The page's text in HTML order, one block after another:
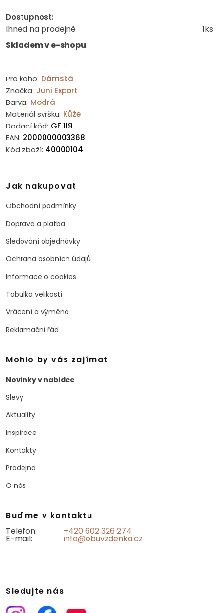
Dostupnost:
Ihned na prodejně
Skladem v e-shopu
1ks
Pro koho: Dámská
Značka: Juni Export
Barva: Modrá
Materiál svršku: Kůže
Dodací kód: GF 119
EAN: 2000000003368
Kód zboží: 40000104
Jak nakupovat
Obchodní podmínky
Doprava a platba
Sledování objednávky
Ochrana osobních údajů
Informace o cookies
Tabulka velikostí
Vrácení a výměna
Reklamační řád
Mohlo by vás zajímat
Novinky v nabídce
Slevy
Aktuality
Inspirace
Kontakty
Prodejna
O nás
Buďme v kontaktu
Telefon:
+420 602 326 274
E-mail: info@obuvzdenka.cz
Sledujte nás